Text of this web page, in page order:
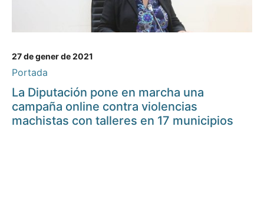
27 de gener de 2021
Portada
La Diputación pone en marcha una
campaña online contra violencias
machistas con talleres en 17 municipios